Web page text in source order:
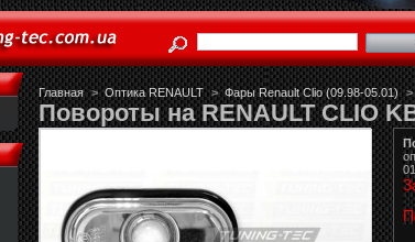
Главная > Оптика RENAULT > Фары Renault Clio (09.98-05.01) >
Повороты на RENAULT CLIO